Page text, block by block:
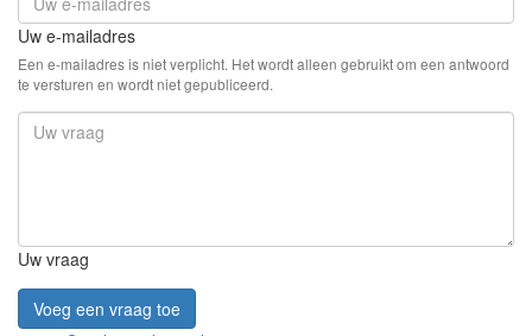
Uw e-mailadres
Een e-mailadres is niet verplicht. Het wordt alleen gebruikt om een antwoord
te versturen en wordt niet gepubliceerd.
Uw vraag
Voeg een vraag toe